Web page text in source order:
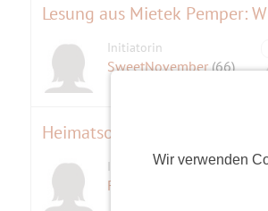
Wir verwenden
Lesung aus Mietek Pemper:
Initiatorin
SweetNovember(66)
Heimatsound-festival
Initiatorin
Feueropal